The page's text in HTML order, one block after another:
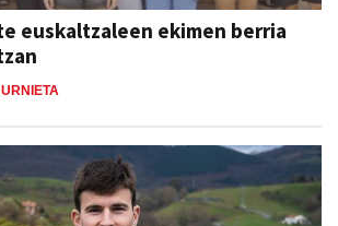
euskaltzaleen ekimen berria
URNIETA